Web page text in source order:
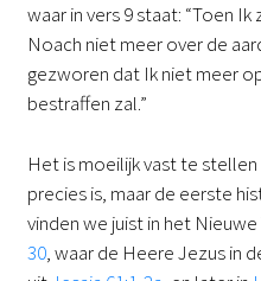
waar in vers 9 staat: “Toen
Noach niet meer over de
gezworen dat Ik niet meer
bestraffen zal.”
Het is moeilijk vast te
precies is, maar de eerste
vinden we juist in het
30, waar de Heere Jezus in